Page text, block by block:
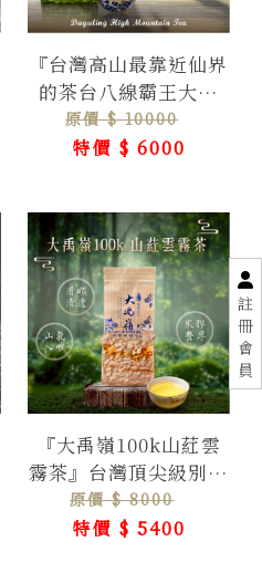
註
冊
會
員
『台灣高山最靠近仙界
的茶台八線霸王大禹
嶺』無茶可擊的茶韻，
最頂世界高山茶
原價 $ 10000
特價 $ 6000
『大禹嶺100k山葒雲
霧茶』台灣頂尖級別高
山茶帝王級山頭氣
原價 $ 8000
特價 $ 5400